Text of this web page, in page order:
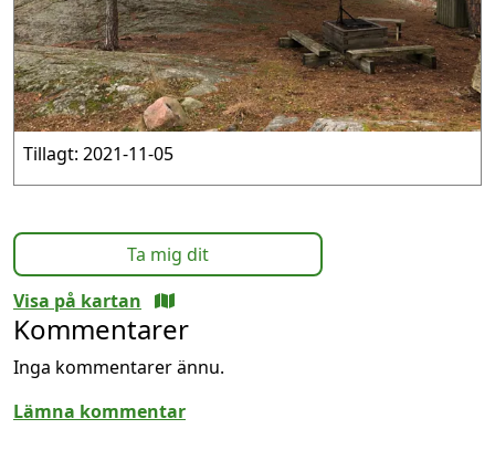
Tillagt: 2021-11-05
Ta mig dit
Visa på kartan
Kommentarer
Inga kommentarer ännu.
Lämna kommentar